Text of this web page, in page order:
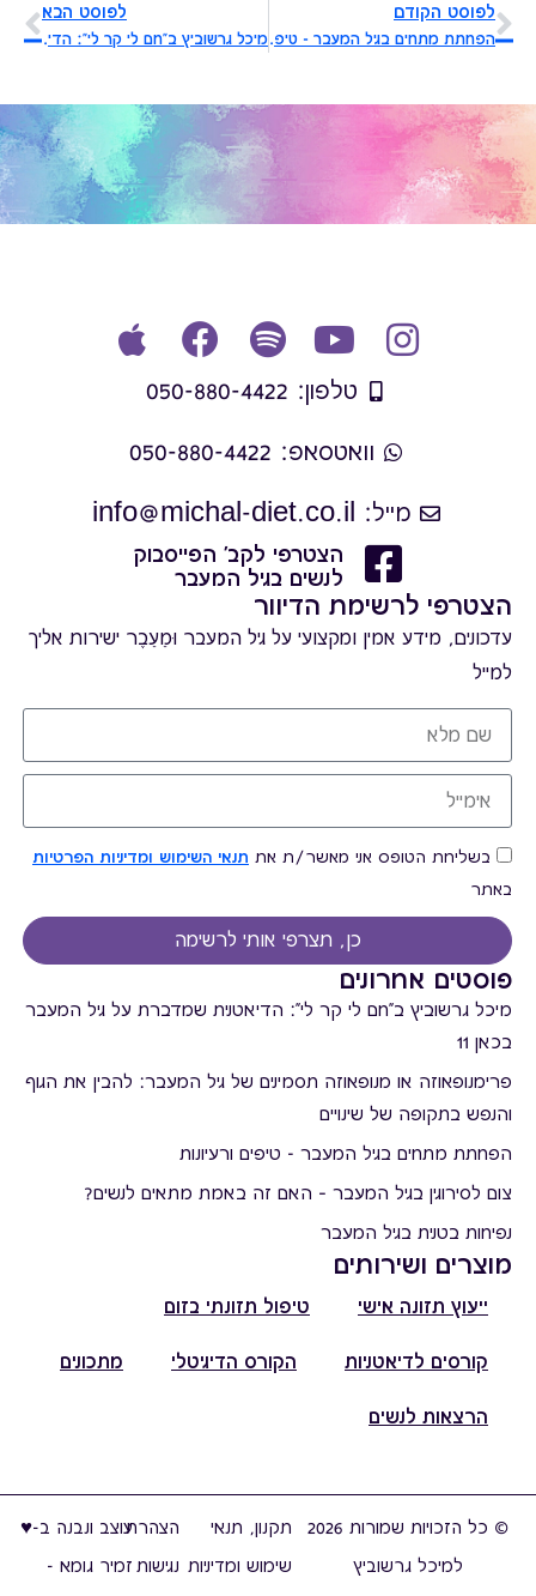
לפוסט הקודם
הפחתת מתחים בגיל המעבר - טיפים ורעיונות
לפוסט הבא
מיכל גרשוביץ ב"חם לי קר לי": הדיאטנית שמדברת על גיל המעבר בכאן 11
טלפון: 050-880-4422
וואטסאפ: 050-880-4422
מייל: info@michal-diet.co.il
הצטרפי לקב' הפייסבוק
לנשים בגיל המעבר
פוסטים אחרונים
מיכל גרשוביץ ב"חם לי קר לי": הדיאטנית שמדברת על גיל המעבר
בכאן 11
פרימנופאוזה או מנופאוזה תסמינים של גיל המעבר: להבין את הגוף
והנפש בתקופה של שינויים
הפחתת מתחים בגיל המעבר - טיפים ורעיונות
צום לסירוגין בגיל המעבר – האם זה באמת מתאים לנשים?
נפיחות בטנית בגיל המעבר
מוצרים ושירותים
ייעוץ תזונה אישי טיפול תזונתי בזום
קורסים לדיאטניות הקורס הדיגיטלי מתכונים
הרצאות לנשים
הצטרפי לרשימת הדיוור
עדכונים, מידע אמין ומקצועי על גיל המעבר וּמֵעֵבֶר ישירות אליך
למייל
בשליחת הטופס אני מאשר/ת את תנאי השימוש ומדיניות הפרטיות
באתר
כן, תצרפי אותי לרשימה
© כל הזכויות שמורות 2026
למיכל גרשוביץ
תקנון, תנאי
שימוש ומדיניות
הצהרת
נגישות
עוצב ונבנה ב-♥︎
זמיר גומא -